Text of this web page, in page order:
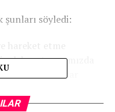
söyledi:
laboratuvarımızda
hastalara tekrar
halkasını